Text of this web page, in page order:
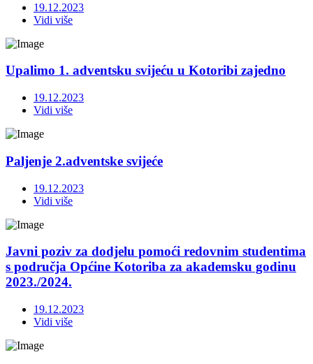
19.12.2023
Vidi više
Upalimo 1. adventsku svijeću u Kotoribi zajedno
19.12.2023
Vidi više
Paljenje 2.adventske svijeće
19.12.2023
Vidi više
Javni poziv za dodjelu pomoći redovnim studentima
s područja Općine Kotoriba za akademsku godinu
2023./2024.
19.12.2023
Vidi više